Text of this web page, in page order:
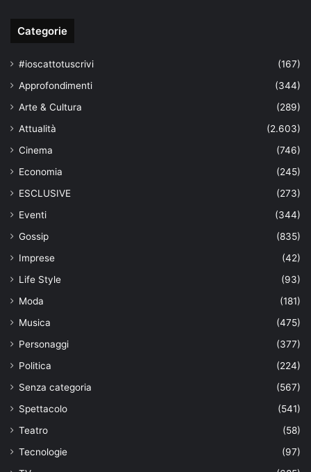
Categorie
#ioscattotuscrivi
(167)
Approfondimenti
(344)
Arte & Cultura
(289)
Attualità
(2.603)
Cinema
(746)
Economia
(245)
ESCLUSIVE
(273)
Eventi
(344)
Gossip
(835)
Imprese
(42)
Life Style
(93)
Moda
(181)
Musica
(475)
Personaggi
(377)
Politica
(224)
Senza categoria
(567)
Spettacolo
(541)
Teatro
(58)
Tecnologie
(97)